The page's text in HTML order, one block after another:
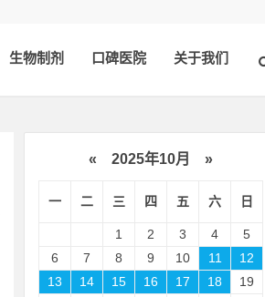
生物制剂 口碑医院 关于我们
« 2025年10月 »
一 二 三 四 五 六 日
1 2 3 4
5
6
7 8 9 10 11
12
13
14 15 16 17 18
19